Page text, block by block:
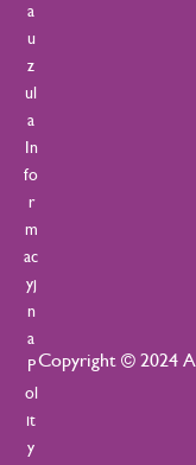
Copyright © 2024
a
u
z
ul
a
In
fo
r
m
ac
yj
n
a
P
ol
it
y